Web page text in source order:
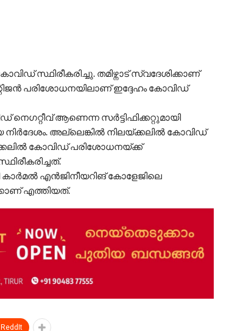
സ്ഥിരീകരിച്ചു. തമിഴ്നാട് സ്വദേശിക്കാണ്
പരിശോധനയിലാണ് ഇദ്ദേഹം കോവിഡ്
ആണെന്ന സർട്ടിഫിക്കറ്റുമായി
അല്ലെങ്കിൽ നിലയ്ക്കലിൽ കോവിഡ്
കോവിഡ് പരിശോധനയ്ക്ക്
കാർമൽ എൻജിനീയറിങ് കോളേജിലെ
എത്തിയത്.
ReddIt